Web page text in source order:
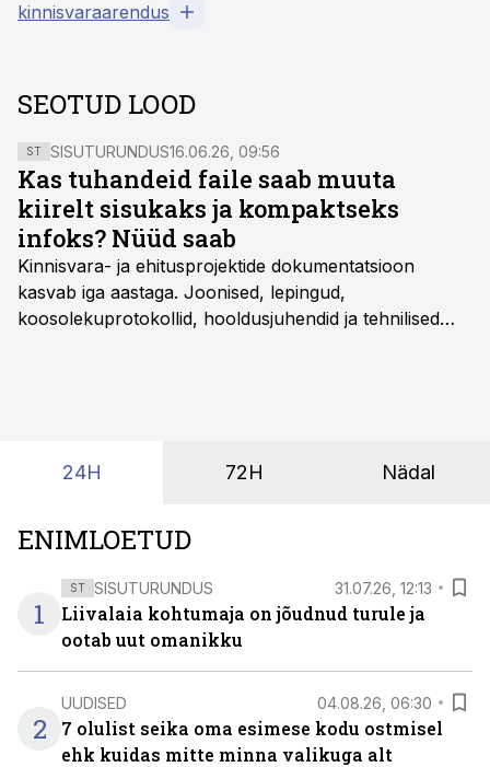
kinnisvaraarendus
SEOTUD LOOD
ST SISUTURUNDUS16.06.26, 09:56
Kas tuhandeid faile saab muuta
kiirelt sisukaks ja kompaktseks
infoks? Nüüd saab
Kinnisvara- ja ehitusprojektide dokumentatsioon
kasvab iga aastaga. Joonised, lepingud,
koosolekuprotokollid, hooldusjuhendid ja tehnilised
24H 72H Nädal
ENIMLOETUD
1
ST SISUTURUNDUS 31.07.26, 12:13
Liivalaia kohtumaja on jõudnud turule ja
ootab uut omanikku
2
UUDISED 04.08.26, 06:30
7 olulist seika oma esimese kodu ostmisel
ehk kuidas mitte minna valikuga alt